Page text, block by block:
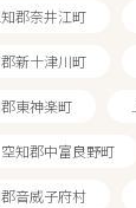
郡奈井江町
新十津川町
郡東神楽町
空知郡中富良野町
音威子府村